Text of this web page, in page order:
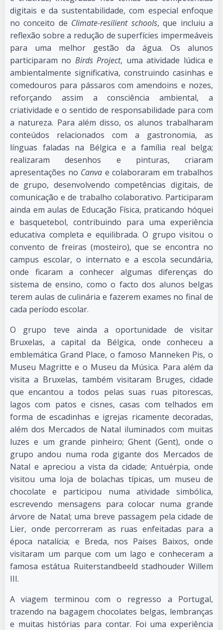
digitais e da sustentabilidade, com especial enfoque
no conceito de Climate-resilient schools, que incluiu a
reflexão sobre a redução de superfícies impermeáveis
para uma melhor gestão da água. Os alunos
participaram no Birds Project, uma atividade lúdica e
ambientalmente significativa, construindo casinhas e
comedouros para pássaros com amendoins e nozes,
reforçando assim a consciência ambiental, a
criatividade e o sentido de responsabilidade para com
a natureza. Para além disso, os alunos trabalharam
conteúdos relacionados com a gastronomia, as
línguas faladas na Bélgica e a família real belga;
realizaram desenhos e pinturas, criaram
apresentações no Canva e colaboraram em trabalhos
de grupo, desenvolvendo competências digitais, de
comunicação e de trabalho colaborativo. Participaram
ainda em aulas de Educação Física, praticando hóquei
e basquetebol, contribuindo para uma experiência
educativa completa e equilibrada. O grupo visitou o
convento de freiras (mosteiro), que se encontra no
campus escolar, o internato e a escola secundária,
onde ficaram a conhecer algumas diferenças do
sistema de ensino, como o facto dos alunos belgas
terem aulas de culinária e fazerem exames no final de
cada período escolar.
O grupo teve ainda a oportunidade de visitar
Bruxelas, a capital da Bélgica, onde conheceu a
emblemática Grand Place, o famoso Manneken Pis, o
Museu Magritte e o Museu da Música. Para além da
visita a Bruxelas, também visitaram Bruges, cidade
que encantou a todos pelas suas ruas pitorescas,
lagos com patos e cisnes, casas com telhados em
forma de escadinhas e igrejas ricamente decoradas,
além dos Mercados de Natal iluminados com muitas
luzes e um grande pinheiro; Ghent (Gent), onde o
grupo andou numa roda gigante dos Mercados de
Natal e apreciou a vista da cidade; Antuérpia, onde
visitou uma loja de bolachas típicas, um museu de
chocolate e participou numa atividade simbólica,
escrevendo mensagens para colocar numa grande
árvore de Natal; uma breve passagem pela cidade de
Lier, onde percorreram as ruas enfeitadas para a
época natalícia; e Breda, nos Países Baixos, onde
visitaram um parque com um lago e conheceram a
famosa estátua Ruiterstandbeeld stadhouder Willem
III.
A viagem terminou com o regresso a Portugal,
trazendo na bagagem chocolates belgas, lembranças
e muitas histórias para contar. Foi uma experiência